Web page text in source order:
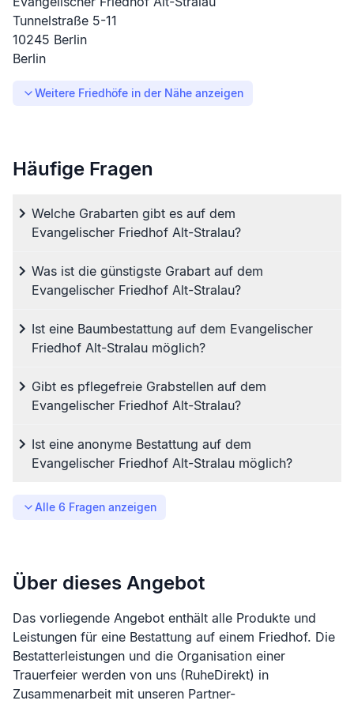
Tunnelstraße 5-11
10245 Berlin
Berlin
Weitere Friedhöfe in der Nähe anzeigen
Häufige Fragen
Welche Grabarten gibt es auf dem
Evangelischer Friedhof Alt-Stralau?
Was ist die günstigste Grabart auf dem
Evangelischer Friedhof Alt-Stralau?
Ist eine Baumbestattung auf dem Evangelischer
Friedhof Alt-Stralau möglich?
Gibt es pflegefreie Grabstellen auf dem
Evangelischer Friedhof Alt-Stralau?
Ist eine anonyme Bestattung auf dem
Evangelischer Friedhof Alt-Stralau möglich?
Alle 6 Fragen anzeigen
Über dieses Angebot
Das vorliegende Angebot enthält alle Produkte und
Leistungen für eine Bestattung auf einem Friedhof. Die
Bestatterleistungen und die Organisation einer
Trauerfeier werden von uns (RuheDirekt) in
Zusammenarbeit mit unseren Partner-